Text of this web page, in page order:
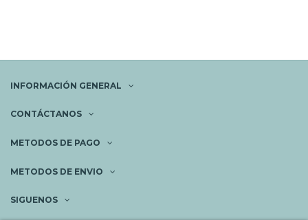
INFORMACIÓN GENERAL
CONTÁCTANOS
METODOS DE PAGO
METODOS DE ENVIO
SIGUENOS